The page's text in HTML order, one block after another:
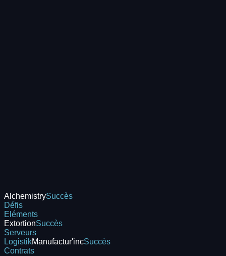
AlchemistrySuccès
Défis
Eléments
ExtortionSuccès
Serveurs
LogistikManufactur'incSuccès
Contrats